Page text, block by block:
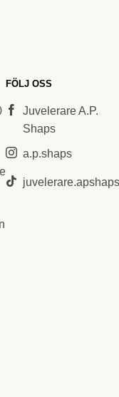
FÖLJ OSS
Juvelerare A.P.
Shaps
a.p.shaps